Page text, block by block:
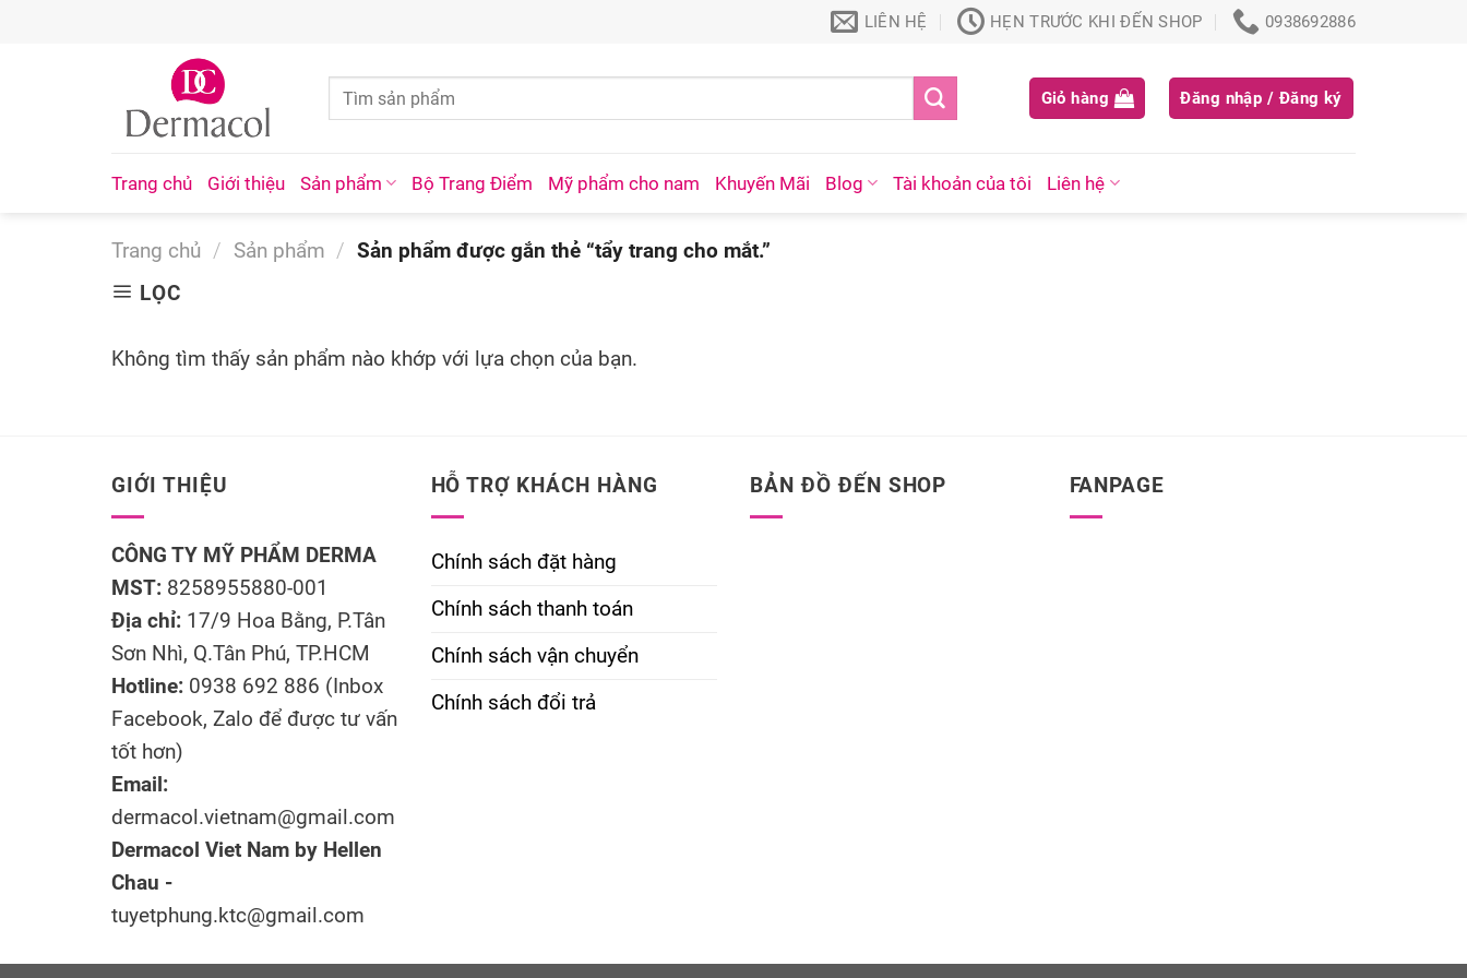
LIÊN HỆ HẸN TRƯỚC KHI ĐẾN SHOP 0938692886
Giỏ hàng Đăng nhập / Đăng ký
Trang chủ Giới thiệu Sản phẩm Bộ Trang Điểm Mỹ phẩm cho nam Khuyến Mãi Blog Tài khoản của tôi Liên hệ
Trang chủ / Sản phẩm / Sản phẩm được gắn thẻ “tẩy trang cho mắt.”
LỌC
Không tìm thấy sản phẩm nào khớp với lựa chọn của bạn.
GIỚI THIỆU
CÔNG TY MỸ PHẨM DERMA
MST: 8258955880-001
Địa chỉ: 17/9 Hoa Bằng, P.Tân
Sơn Nhì, Q.Tân Phú, TP.HCM
Hotline: 0938 692 886 (Inbox
Facebook, Zalo để được tư vấn
tốt hơn)
Email:
dermacol.vietnam@gmail.com
Dermacol Viet Nam by Hellen
Chau -
tuyetphung.ktc@gmail.com
HỖ TRỢ KHÁCH HÀNG
Chính sách đặt hàng
Chính sách thanh toán
Chính sách vận chuyển
Chính sách đổi trả
BẢN ĐỒ ĐẾN SHOP FANPAGE